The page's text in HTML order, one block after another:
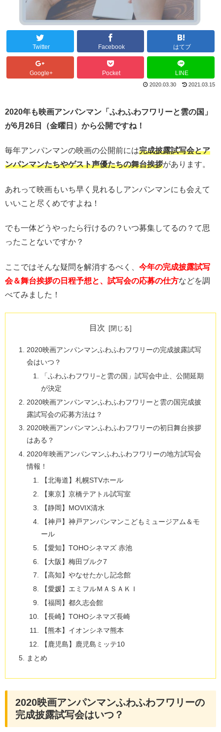
Twitter Facebook はてブ
Google+ Pocket LINE
2020.03.30 2021.03.15
2020年も映画アンパンマン「ふわふわフワリーと雲の国」
が6月26日（金曜日）から公開ですね！
毎年アンパンマンの映画の公開前には完成披露試写会とア
ンパンマンたちやゲスト声優たちの舞台挨拶があります。
あれって映画もいち早く見れるしアンパンマンにも会えて
いいこと尽くめですよね！
でも一体どうやったら行けるの？いつ募集してるの？て思
ったことないですか？
ここではそんな疑問を解消するべく、 今年の完成披露試写
会＆舞台挨拶の日程予想と、試写会の応募の仕方などを調
べてみました！
目次
2020映画アンパンマンふわふわフワリーの完成披露試写
会はいつ？
「ふわふわフワリ−と雲の国」試写会中止、公開延期
が決定
2020映画アンパンマンふわふわフワリーと雲の国完成披
露試写会の応募方法は？
2020映画アンパンマンふわふわフワリーの初日舞台挨拶
はある？
2020年映画アンパンマンふわふわフワリーの地方試写会
情報！
【北海道】札幌STVホール
【東京】京橋テアトル試写室
【静岡】MOVIX清水
【神戸】神戸アンパンマンこどもミュージアム＆モ
ール
【愛知】TOHOシネマズ 赤池
【大阪】梅田ブルク7
【高知】やなせたかし記念館
【愛媛】エミフルＭＡＳＡＫＩ
【福岡】都久志会館
【長崎】TOHOシネマズ長崎
【熊本】イオンシネマ熊本
【鹿児島】鹿児島ミッテ10
まとめ
2020映画アンパンマンふわふわフワリーの
完成披露試写会はいつ？